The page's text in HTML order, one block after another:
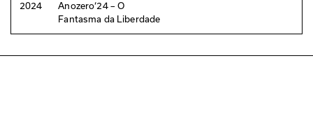
2024
Anozero‘24 – O
Fantasma da Liberdade